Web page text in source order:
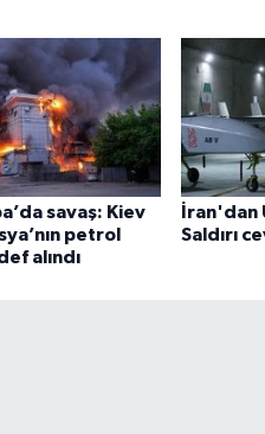
savaş: Kiev
petrol
alındı
İran'dan
Saldırı